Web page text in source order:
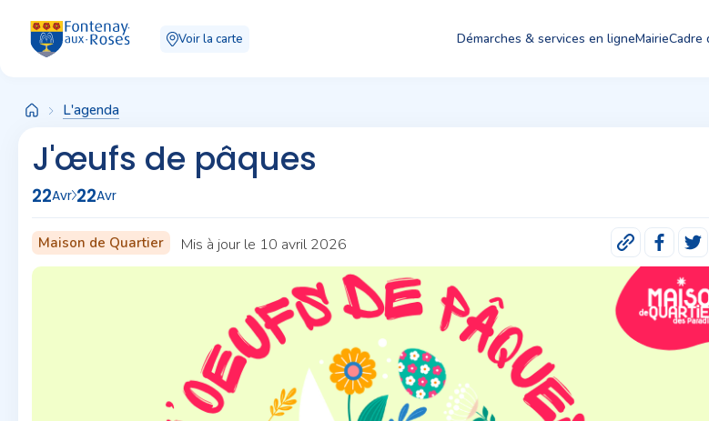
Voir la carte Démarches & services en ligneMairieCadre
L'agenda
J'œufs de pâques
22Avr 22Avr
Maison de Quartier Mis à jour le 10 avril 2026